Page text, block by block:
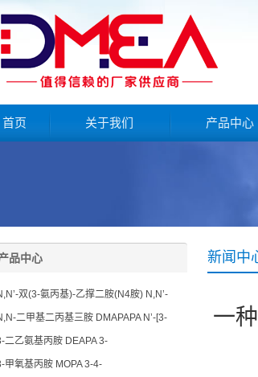
首页 关于我们 产品中心
新闻中
一
品中心
双(3-氨丙基)-乙撑二胺(N4胺) N,N’-
aminopropyl)-ethylenediamine CAS
No10563-26-5
二甲基二丙基三胺 DMAPAPA N’-[3-
1,3-
diamine CAS No10563-29-8
二乙氨基丙胺 DEAPA 3-
CAS No 104-
甲氧基丙胺 MOPA 3-4-